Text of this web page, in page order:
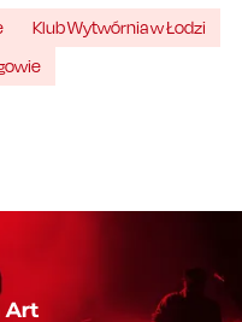
Klub Wytwórnia w Łodzi